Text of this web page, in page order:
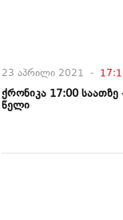
23 აპრილი 2021 -
ქრონიკა 17:00
წელი